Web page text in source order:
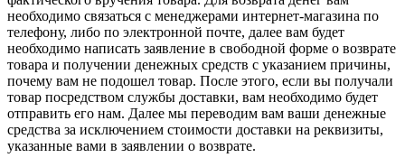
необходимо связаться с менеджерами интернет-магазина по
телефону, либо по электронной почте, далее вам будет
необходимо написать заявление в свободной форме о возврате
товара и получении денежных средств с указанием причины,
почему вам не подошел товар. После этого, если вы получали
товар посредством службы доставки, вам необходимо будет
отправить его нам. Далее мы переводим вам ваши денежные
средства за исключением стоимости доставки на реквизиты,
указанные вами в заявлении о возврате.